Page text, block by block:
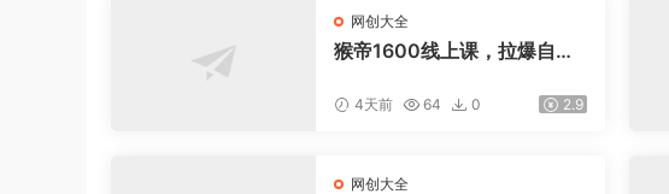
网创大全
猴帝1600线上课，拉爆自然
策下，自然流破圈攻略【更新
4天前 64 0 2.9
网创大全